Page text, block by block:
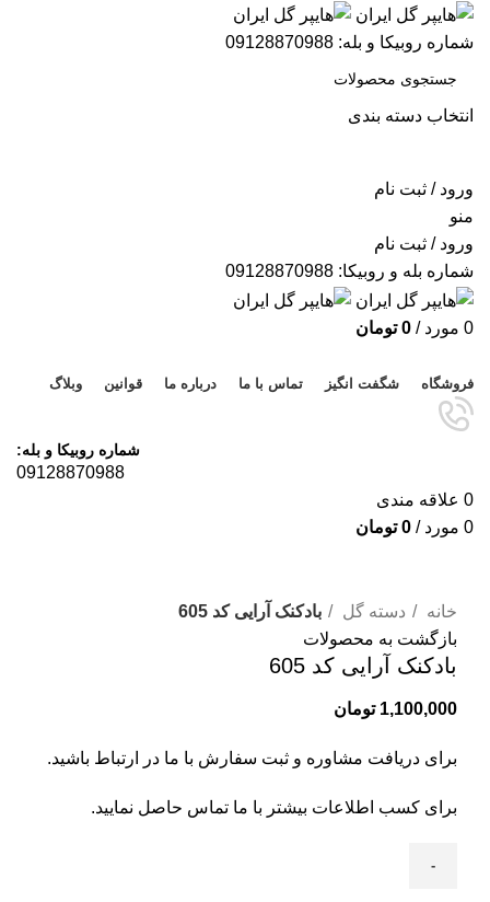
شماره روبیکا و بله: 09128870988
انتخاب دسته بندی
ورود / ثبت نام
منو
ورود / ثبت نام
شماره بله و روبیکا: 09128870988
0 مورد /
0 تومان
فروشگاه شگفت انگیز تماس با ما درباره ما قوانین وبلاگ
شماره روبیکا و بله:
09128870988
0 علاقه مندی
0 مورد /
0 تومان
خانه
دسته گل
بادکنک آرایی کد 605
بازگشت به محصولات
بادکنک آرایی کد 605
1,100,000 تومان
برای دریافت مشاوره و ثبت سفارش با ما در ارتباط باشید.
برای کسب اطلاعات بیشتر با ما تماس حاصل نمایید.